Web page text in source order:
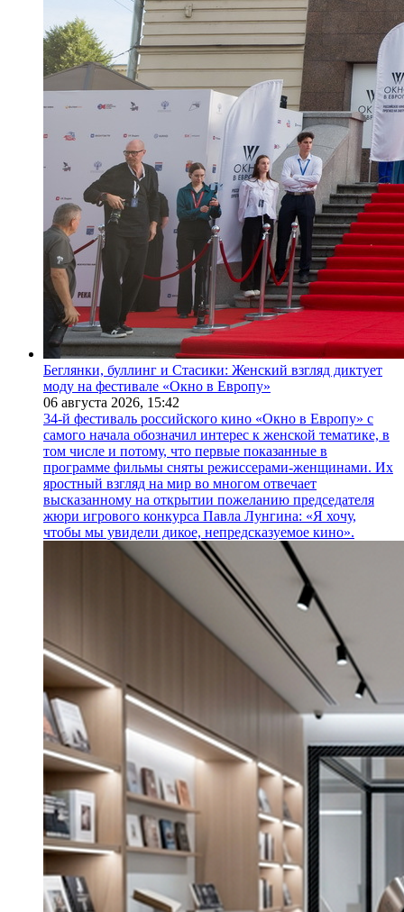
Беглянки, буллинг и Стасики: Женский взгляд диктует
моду на фестивале «Окно в Европу»
06 августа 2026, 15:42
34-й фестиваль российского кино «Окно в Европу» с
самого начала обозначил интерес к женской тематике, в
том числе и потому, что первые показанные в
программе фильмы сняты режиссерами-женщинами. Их
яростный взгляд на мир во многом отвечает
высказанному на открытии пожеланию председателя
жюри игрового конкурса Павла Лунгина: «Я хочу,
чтобы мы увидели дикое, непредсказуемое кино».